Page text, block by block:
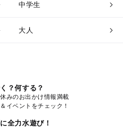
中学生
大人
？何する？
みのお出かけ情報満載
イベントをチェック！
全力水遊び！